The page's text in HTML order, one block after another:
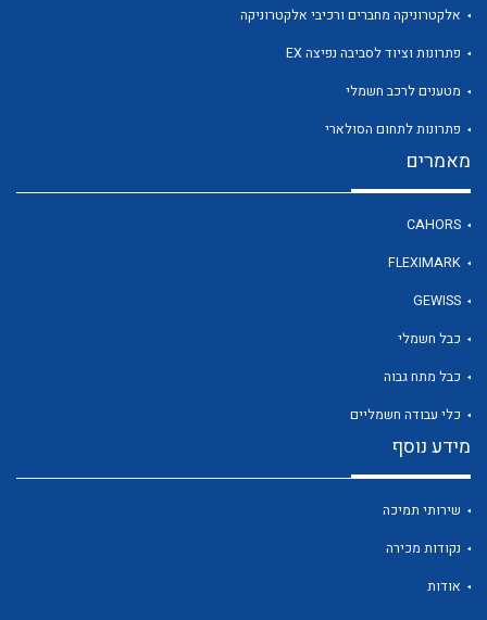
לכל מוצרי היצרן
אלקטרוניקה מחברים ורכיבי אלקטרוניקה
פתרונות וציוד לסביבה נפיצה EX
מטענים לרכב חשמלי
פתרונות לתחום הסולארי
מאמרים
CAHORS
FLEXIMARK
GEWISS
כבל חשמלי
כבל מתח גבוה
כלי עבודה חשמליים
מידע נוסף
שירותי תמיכה
נקודות מכירה
אודות